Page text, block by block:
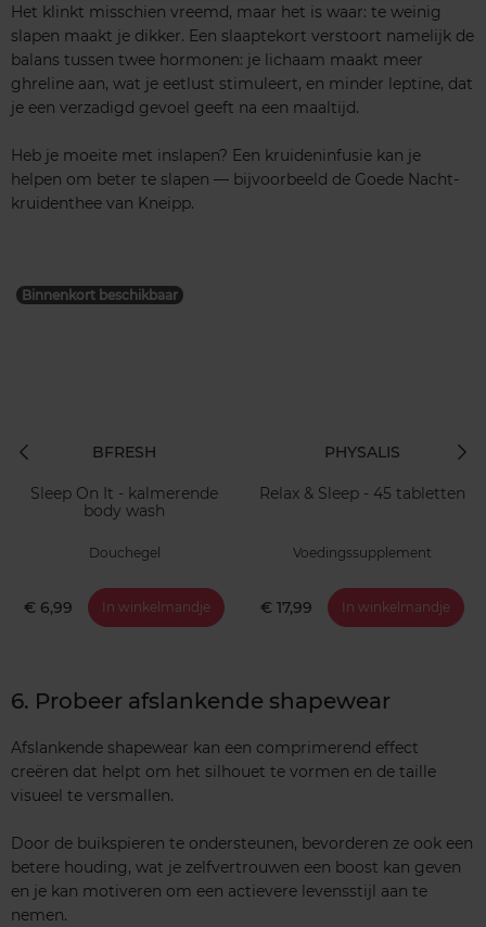
Het klinkt misschien vreemd, maar het is waar: te weinig
slapen maakt je dikker. Een slaaptekort verstoort namelijk de
balans tussen twee hormonen: je lichaam maakt meer
ghreline aan, wat je eetlust stimuleert, en minder leptine, dat
je een verzadigd gevoel geeft na een maaltijd.
Heb je moeite met inslapen? Een kruideninfusie kan je
helpen om beter te slapen — bijvoorbeeld de Goede Nacht-
kruidenthee van Kneipp.
Binnenkort beschikbaar
BFRESH
Sleep On It - kalmerende
body wash
Douchegel
€ 6,99 In winkelmandje
PHYSALIS
Relax & Sleep - 45 tabletten
Voedingssupplement
€ 17,99 In winkelmandje
6. Probeer afslankende shapewear
Afslankende shapewear kan een comprimerend effect
creëren dat helpt om het silhouet te vormen en de taille
visueel te versmallen.
Door de buikspieren te ondersteunen, bevorderen ze ook een
betere houding, wat je zelfvertrouwen een boost kan geven
en je kan motiveren om een actievere levensstijl aan te
nemen.